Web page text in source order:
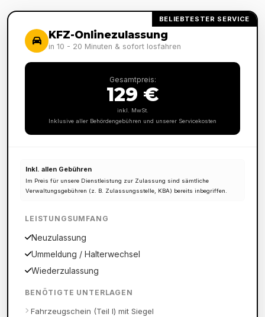
BELIEBTESTER SERVICE
KFZ-Onlinezulassung
in 10 - 20 Minuten & sofort losfahren
Gesamtpreis:
129 €
inkl. MwSt.
Inklusive aller Behördengebühren und unserer Servicekosten
Inkl. allen Gebühren
Im Preis für unsere Dienstleistung zur Zulassung sind sämtliche
Verwaltungsgebühren (z. B. Zulassungsstelle, KBA) bereits inbegriffen.
LEISTUNGSUMFANG
Neuzulassung
Ummeldung / Halterwechsel
Wiederzulassung
BENÖTIGTE UNTERLAGEN
Fahrzeugschein (Teil I) mit Siegel